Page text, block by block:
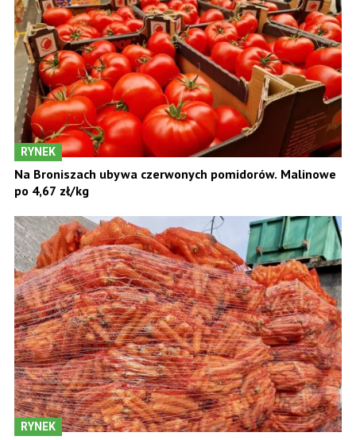
RYNEK
Na Broniszach ubywa czerwonych pomidorów. Malinowe
po 4,67 zł/kg
RYNEK